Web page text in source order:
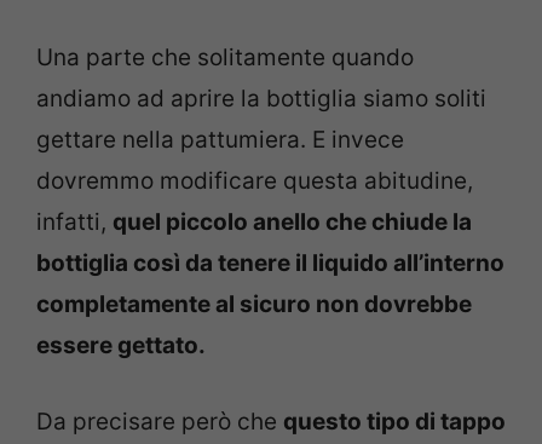
Una parte che solitamente quando
andiamo ad aprire la bottiglia siamo soliti
gettare nella pattumiera. E invece
dovremmo modificare questa abitudine,
infatti, quel piccolo anello che chiude la
bottiglia così da tenere il liquido all’interno
completamente al sicuro non dovrebbe
essere gettato.
Da precisare però che questo tipo di tappo